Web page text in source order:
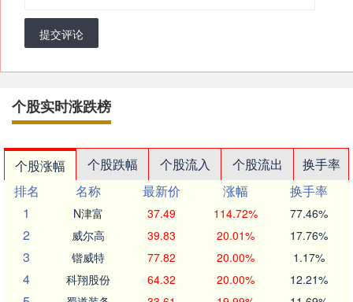
提交评论
个股实时涨跌榜
个股涨幅 个股跌幅 个股流入 个股流出
换手率
排名
名称 最新价 涨幅
换手率
1
N津富 37.49 114.72% 77.46%
2 威尔高 39.83 20.01% 17.76%
3 锴威特 77.82 20.00% 1.17%
4 科翔股份 64.32 20.00% 12.21%